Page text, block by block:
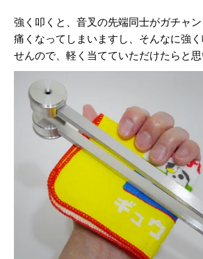
強く叩くと、音叉の先端同士がガチャ
痛くなってしまいますし、 そんなに強
せんので、 軽く当てていただけたらと思